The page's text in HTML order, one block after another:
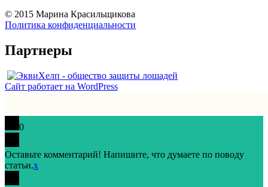
© 2015 Марина Красильщикова
Политика конфиденциальности
Партнеры
Сайт работает на WordPress
0
Оставьте комментарий! Напишите, что думаете по поводу
статьи.x